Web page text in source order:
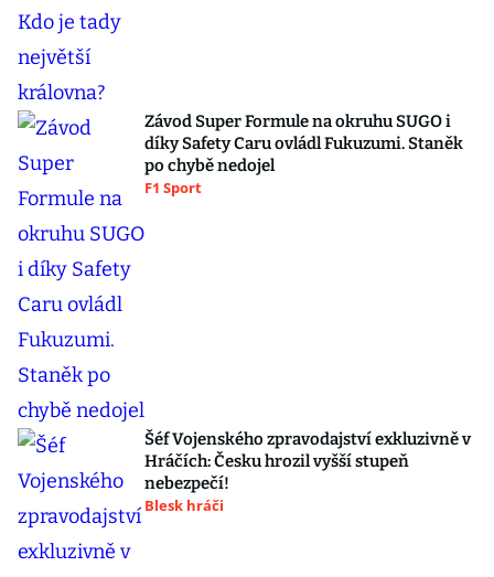
Závod Super Formule na okruhu SUGO i
díky Safety Caru ovládl Fukuzumi. Staněk
po chybě nedojel
F1 Sport
Šéf Vojenského zpravodajství exkluzivně v
Hráčích: Česku hrozil vyšší stupeň
nebezpečí!
Blesk hráči